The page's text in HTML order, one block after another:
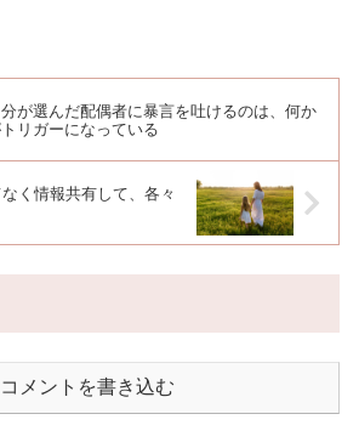
が選んだ配偶者に暴言を吐けるのは、何か
リガーになっている
く情報共有して、各々
コメントを書き込む